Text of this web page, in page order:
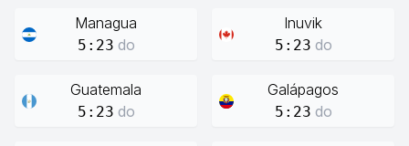
Managua
5:23 do
Inuvik
5:23 do
Guatemala
5:23 do
Galápagos
5:23 do